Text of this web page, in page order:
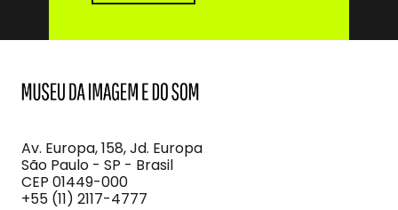
Imagem
e
do
Som
Av. Europa, 158, Jd. Europa
São Paulo - SP - Brasil
CEP 01449-000
+55 (11) 2117-4777